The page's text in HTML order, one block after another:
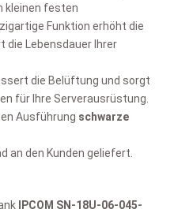
kleinen festen
Funktion erhöht die
die Lebensdauer Ihrer
die Belüftung und sorgt
für Ihre Serverausrüstung.
Ausführung schwarze
an den Kunden geliefert.
IPCOM SN-18U-06-045-